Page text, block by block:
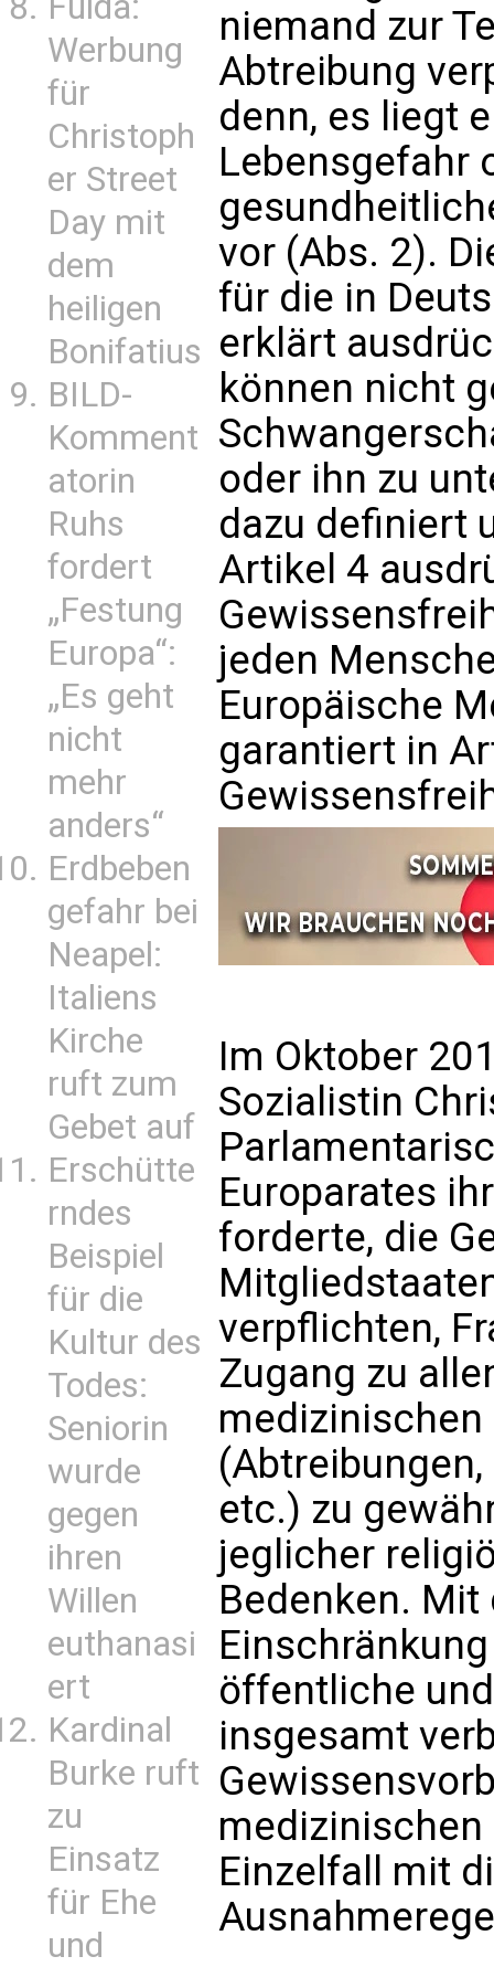
Werbung
für
Christoph
er Street
Day mit
dem
heiligen
Bonifatius
BILD-
Komment
atorin
Ruhs
fordert
„Festung
Europa“:
„Es geht
nicht
mehr
anders“
Erdbeben
gefahr bei
Neapel:
Italiens
Kirche
ruft zum
Gebet auf
Erschütte
rndes
Beispiel
für die
Kultur des
Todes:
Seniorin
wurde
gegen
ihren
Willen
euthanasi
ert
Kardinal
Burke ruft
zu
Einsatz
für Ehe
und
niemand zur
Abtreibung
denn, es liegt
Lebensgefahr
vor (Abs. 2).
für die in
erklärt
können nicht
oder ihn zu
dazu definiert
Artikel 4
jeden
Europäische
garantiert in
Im Oktober
Sozialistin
Europarates
forderte, die
verpflichten,
Zugang zu
etc.) zu
jeglicher
Bedenken.
öffentliche
insgesamt
Einzelfall mit